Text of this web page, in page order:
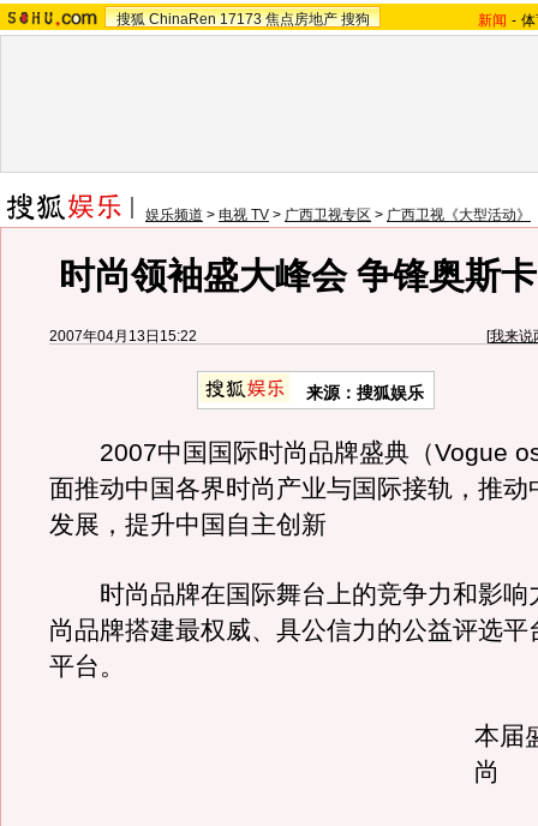
搜狐 ChinaRen 17173 焦点房地产 搜狗 新闻 -
娱乐频道 > 电视 TV > 广西卫视专区 > 广西卫视《大型活动》
时尚领袖盛大峰会 争锋奥斯
2007年04月13日15:22 [我来说
来源：搜狐娱乐
2007中国国际时尚品牌盛典（Vogue
面推动中国各界时尚产业与国际接轨，推动
发展，提升中国自主创新
时尚品牌在国际舞台上的竞争力和影响
尚品牌搭建最权威、具公信力的公益评选平
平台。
本届
尚